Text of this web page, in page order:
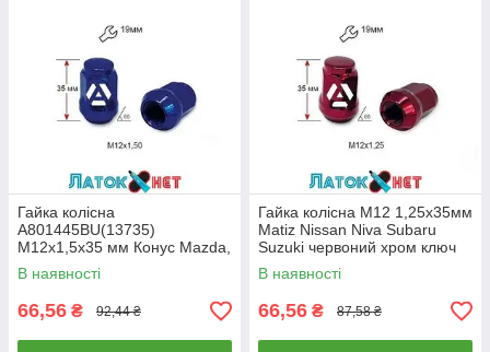
Гайка колісна
A801445BU(13735)
M12х1,5х35 мм Конус Mazda,
Kia, Hyundai, Daihatsu
Закрита Синій Хром Ключ 19
В наявності
66,56 ₴ 92,44 ₴
Гайка колісна M12 1,25х35мм
Matiz Nissan Niva Subaru
Suzuki червоний хром ключ
19 A801444RD (13735)
В наявності
66,56 ₴ 87,58 ₴